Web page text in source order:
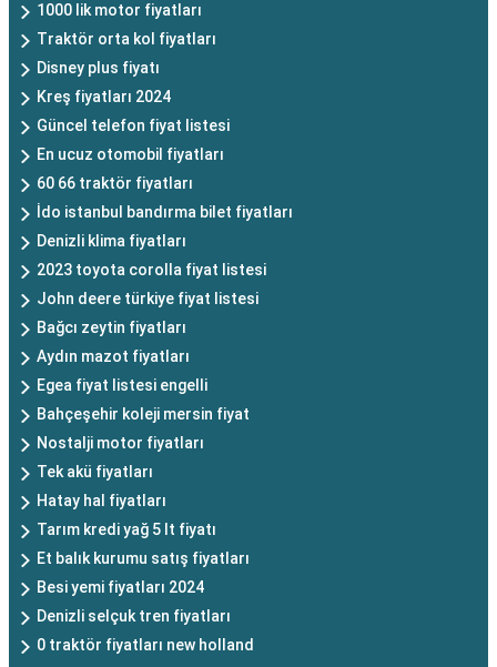
1000 lik motor fiyatları
Traktör orta kol fiyatları
Disney plus fiyatı
Kreş fiyatları 2024
Güncel telefon fiyat listesi
En ucuz otomobil fiyatları
60 66 traktör fiyatları
İdo istanbul bandırma bilet fiyatları
Denizli klima fiyatları
2023 toyota corolla fiyat listesi
John deere türkiye fiyat listesi
Bağcı zeytin fiyatları
Aydın mazot fiyatları
Egea fiyat listesi engelli
Bahçeşehir koleji mersin fiyat
Nostalji motor fiyatları
Tek akü fiyatları
Hatay hal fiyatları
Tarım kredi yağ 5 lt fiyatı
Et balık kurumu satış fiyatları
Besi yemi fiyatları 2024
Denizli selçuk tren fiyatları
0 traktör fiyatları new holland